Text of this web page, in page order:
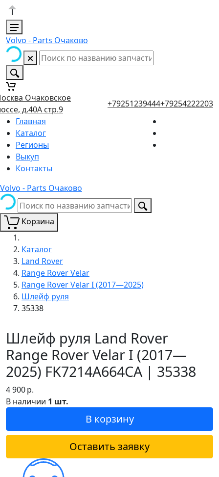
Volvo - Parts Очаково
Очаковское
д.40А стр.9
+79251239444+79254222203
Главная
Каталог
Регионы
Выкуп
Контакты
Volvo - Parts Очаково
Корзина
Каталог
Land Rover
Range Rover Velar
Range Rover Velar I (2017—2025)
Шлейф руля
35338
Шлейф руля Land Rover
Range Rover Velar I (2017—
2025) FK7214A664CA | 35338
4 900р.
В наличии 1 шт.
В корзину
Оставить заявку